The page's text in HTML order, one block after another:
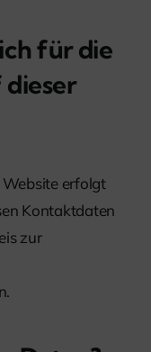
für die
erfolgt
Kontaktdaten
zur